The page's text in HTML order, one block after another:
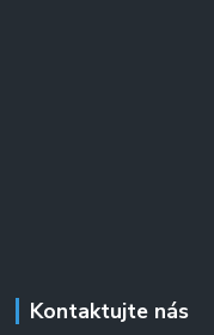
Kontaktujte nás